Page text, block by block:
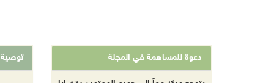
دعوة للمساهمة في المجلة توصية